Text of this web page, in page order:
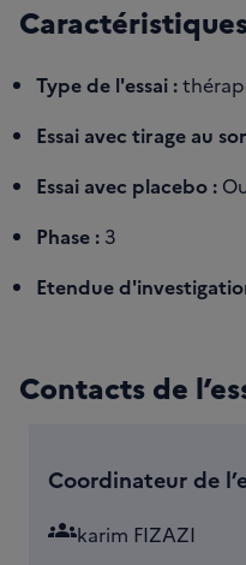
Type de l'essai :
Essai avec tirage au
Essai avec placebo :
Phase : 3
Etendue
Contacts de
Coordinateur de
groupskarim FIZAZI